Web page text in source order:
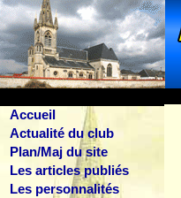
Accueil
Actualité du club
Plan/Maj du site
Les articles publiés
Les personnalités